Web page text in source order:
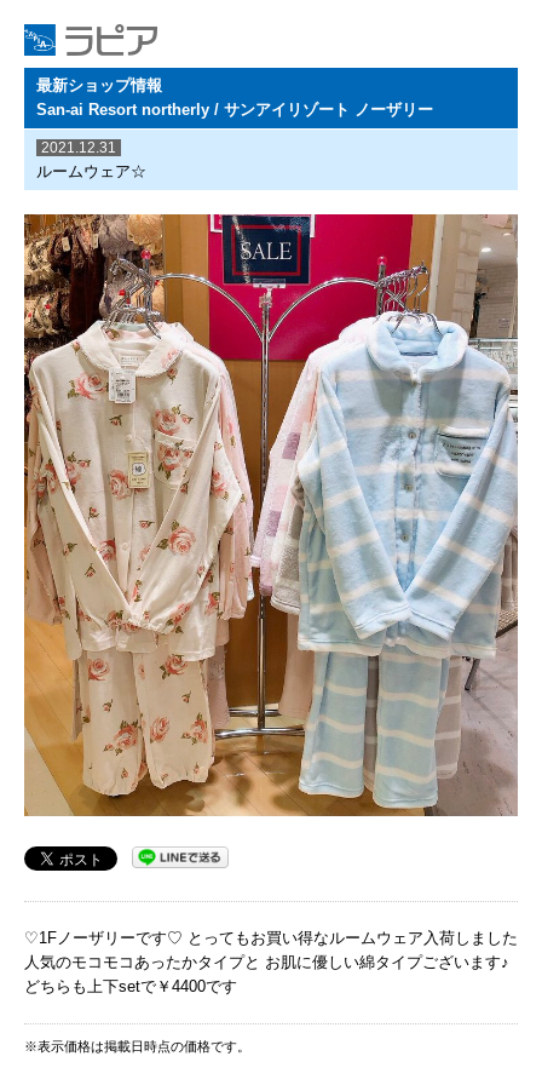
最新ショップ情報
San-ai Resort northerly / サンアイリゾート ノーザリー
2021.12.31
ルームウェア☆
♡1Fノーザリーです♡ とってもお買い得なルームウェア入荷しました
人気のモコモコあったかタイプと お肌に優しい綿タイプございます♪
どちらも上下setで￥4400です
※表示価格は掲載日時点の価格です。